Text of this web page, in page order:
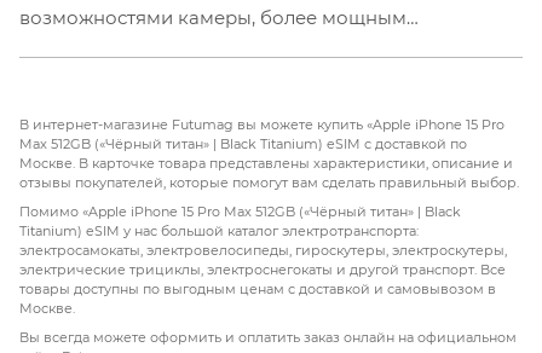
возможностями камеры, более мощным
видеохостингах. Те, кто пропустил 14-е поколение,
будут рады узнать о дополнительных изменениях,
Мегапиксельная основная камера. Улучшенная
автономность также позволяет реже думать о
зарядке.
Компания Apple решила уменьшить вес iPhone 15
В интернет-магазине Futumag вы можете купить «Apple iPhone 15 Pro
Max 512GB («Чёрный титан» | Black Titanium) eSIM с доставкой по
Москве. В карточке товара представлены характеристики, описание и
отзывы покупателей, которые помогут вам сделать правильный выбор.
Помимо «Apple iPhone 15 Pro Max 512GB («Чёрный титан» | Black
Titanium) eSIM у нас большой каталог электротранспорта:
электросамокаты, электровелосипеды, гироскутеры, электроскутеры,
электрические трициклы, электроснегокаты и другой транспорт. Все
товары доступны по выгодным ценам с доставкой и самовывозом в
Москве.
Вы всегда можете оформить и оплатить заказ онлайн на официальном